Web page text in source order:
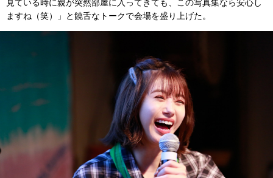
見ている時に親が突然部屋に入ってきても、この写真集なら安心し
ますね（笑）」と饒舌なトークで会場を盛り上げた。